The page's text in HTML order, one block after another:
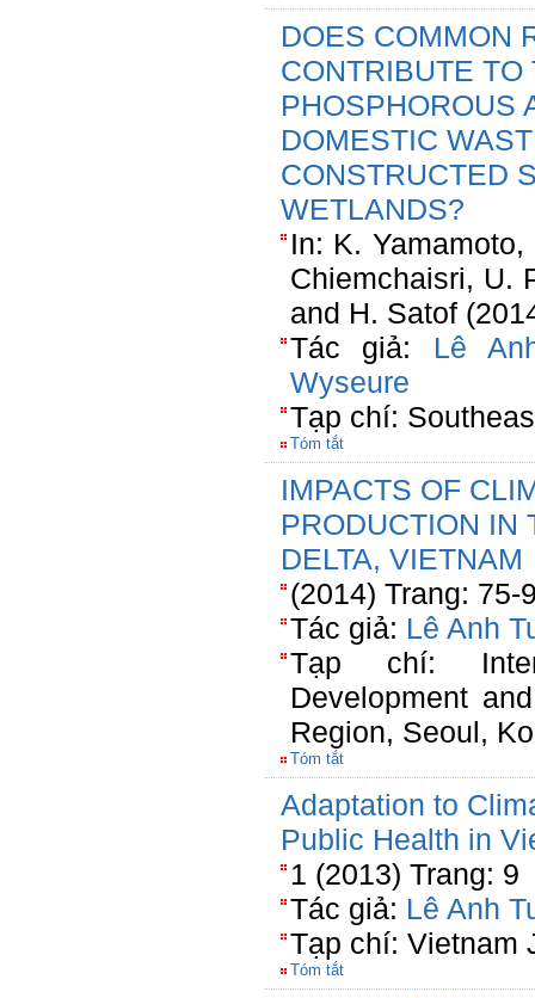
DOES COMMON
CONTRIBUTE TO
PHOSPHOROUS
DOMESTIC
CONSTRUCTED
WETLANDS?
In: K.
Chiemchaisri, U.
and H. Satof
Tác giả: Lê
Wyseure
Tạp chí:
Tóm tắt
IMPACTS OF
PRODUCTION IN
DELTA, VIETNAM
(2014) Trang: 75-
Tác giả: Lê Anh
Tạp chí:
Development
Region, Seoul,
Tóm tắt
Adaptation to
Public Health in
1 (2013) Trang: 9
Tác giả: Lê Anh
Tạp chí: Vietnam
Tóm tắt